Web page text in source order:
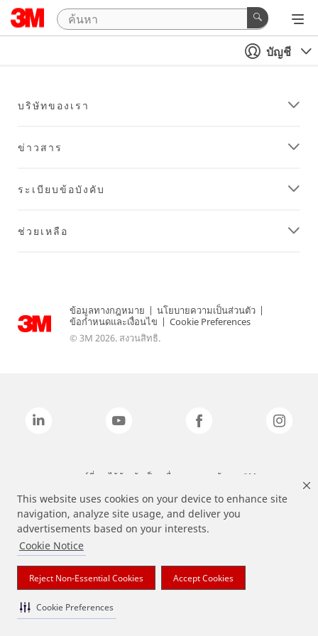
This website uses cookies on your device to enhance site
navigation, analyze site usage, and deliver you
advertisements based on your interests.
Cookie Notice
Reject Non-Essential Cookies Accept Cookies
Cookie Preferences
บัญชี
บริษัทของเรา
ข่าวสาร
ระเบียบข้อบังคับ
ช่วยเหลือ
ข้อมูลทางกฎหมาย | นโยบายความเป็นส่วนตัว |
ข้อกำหนดและเงื่อนไข | Cookie Preferences
© 3M 2026. สงวนสิทธิ.
แบรนด์ที่ระบุไว้ข้างต้นเป็นเครื่องหมายการค้าของ 3M